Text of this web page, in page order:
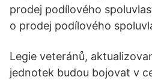
prodej podílového
o prodej podílového
Legie veteránů,
jednotek budou bojovat v